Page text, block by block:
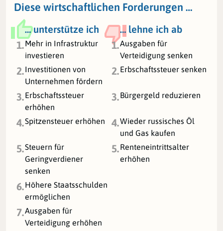
Diese wirtschaftlichen Forderungen …
… unterstütze ich
… lehne ich ab
1.Mehr in Infrastruktur
investieren
1.Ausgaben für
Verteidigung senken
2.Investitionen von
Unternehmen fördern
2.Erbschaftssteuer senken
3.Erbschaftssteuer
erhöhen
3.Bürgergeld reduzieren
4.Spitzensteuer erhöhen 4.Wieder russisches Öl
und Gas kaufen
5.Steuern für
Geringverdiener
senken
5.Renteneintrittsalter
erhöhen
6.Höhere Staatsschulden
ermöglichen
7.Ausgaben für
Verteidigung erhöhen